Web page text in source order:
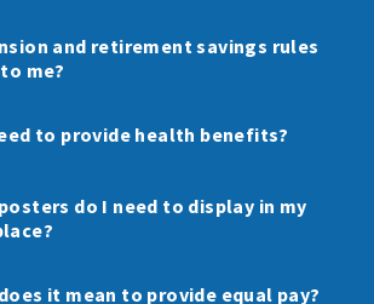
and retirement savings rules
me?
to provide health benefits?
do I need to display in my
it mean to provide equal pay?